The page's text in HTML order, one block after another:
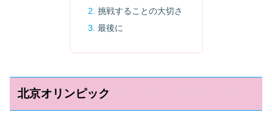
挑戦することの大切さ
最後に
北京オリンピック